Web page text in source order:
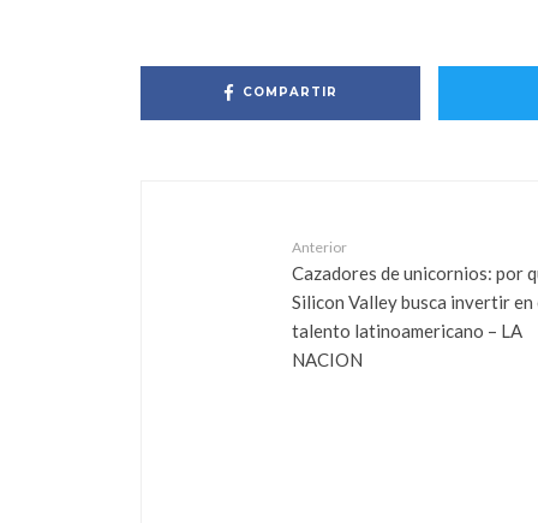
COMPARTIR
Anterior
Cazadores de unicornios: por
Silicon Valley busca invertir en
talento latinoamericano – LA
NACION